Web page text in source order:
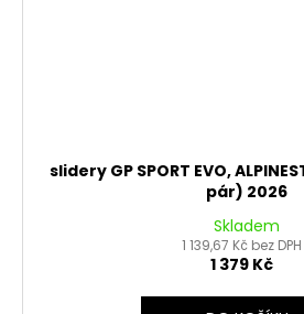
slidery GP SPORT EVO,
pár) 2026
Skladem
1 139,67 Kč bez DPH
1 379 Kč